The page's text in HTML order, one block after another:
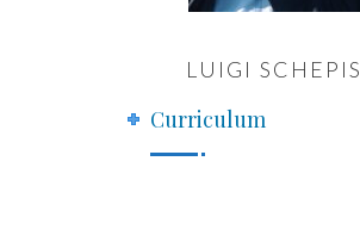
LUIGI
Curriculum